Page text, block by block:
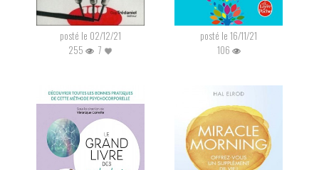
posté le 02/12/21
255
7
posté le 16/11/21
106